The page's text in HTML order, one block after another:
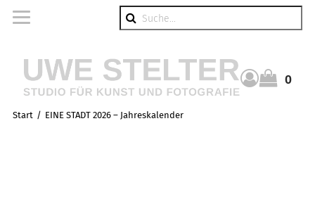
0
Start EINE STADT 2026 – Jahreskalender